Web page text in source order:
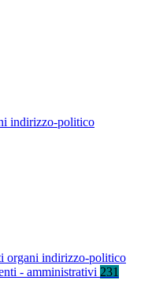
indirizzo-politico
organi indirizzo-politico
- amministrativi 231